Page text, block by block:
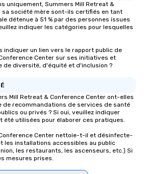
uniquement, Summers Mill Retreat &
sa société mère sont-ils certifiés en tant
détenue à 51 % par des personnes issues
indiquer les catégories pour lesquelles
indiquer un lien vers le rapport public de
Center sur ses initiatives et
de diversité, d'équité et d'inclusion ?
Mill Retreat & Conference Center ont-elles
de recommandations de services de santé
ou privés ? Si oui, veuillez indiquer
été utilisées pour élaborer ces pratiques.
Center nettoie-t-il et désinfecte-
les installations accessibles au public
les restaurants, les ascenseurs, etc.) Si
mesures prises.